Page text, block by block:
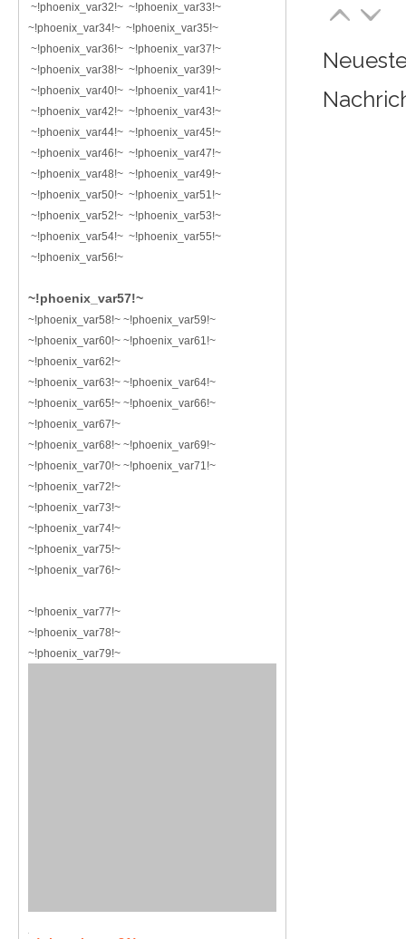
~!phoenix_var32!~ ~!phoenix_var33!~
~!phoenix_var34!~ ~!phoenix_var35!~
~!phoenix_var36!~ ~!phoenix_var37!~
~!phoenix_var38!~ ~!phoenix_var39!~
~!phoenix_var40!~ ~!phoenix_var41!~
~!phoenix_var42!~ ~!phoenix_var43!~
~!phoenix_var44!~ ~!phoenix_var45!~
~!phoenix_var46!~ ~!phoenix_var47!~
~!phoenix_var48!~ ~!phoenix_var49!~
~!phoenix_var50!~ ~!phoenix_var51!~
~!phoenix_var52!~ ~!phoenix_var53!~
~!phoenix_var54!~ ~!phoenix_var55!~
~!phoenix_var56!~
~!phoenix_var57!~
~!phoenix_var58!~ ~!phoenix_var59!~
~!phoenix_var60!~ ~!phoenix_var61!~
~!phoenix_var62!~
~!phoenix_var63!~ ~!phoenix_var64!~
~!phoenix_var65!~ ~!phoenix_var66!~
~!phoenix_var67!~
~!phoenix_var68!~ ~!phoenix_var69!~
~!phoenix_var70!~ ~!phoenix_var71!~
~!phoenix_var72!~
~!phoenix_var73!~
~!phoenix_var74!~
~!phoenix_var75!~
~!phoenix_var76!~
~!phoenix_var77!~
~!phoenix_var78!~
~!phoenix_var79!~